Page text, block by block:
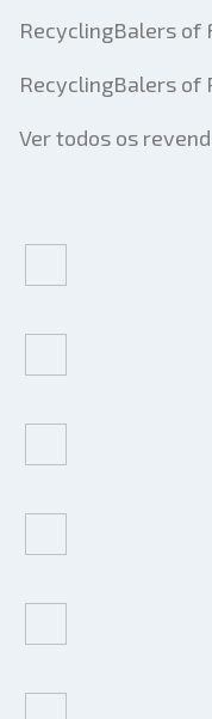
RecyclingBalers of
RecyclingBalers of
Ver todos os